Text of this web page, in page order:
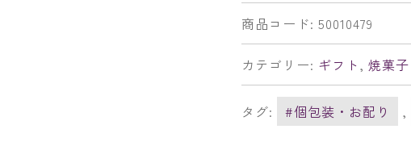
商品コード: 50010479
カテゴリー: ギフト, 焼菓
タグ: #個包装・お配り ,